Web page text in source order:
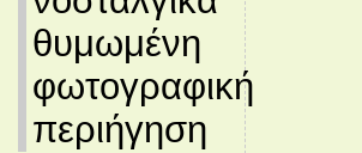
θυμωμένη
φωτογραφική
περιήγηση